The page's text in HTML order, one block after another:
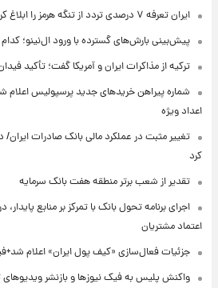
ایران تعرفه ۷ درصدی تردد از تنگه هرمز را ابلاغ کرد
پیش‌بینی بارش‌های گسترده با ورود ال‌نینو؛ کدام
ترکیه از مذاکرات ایران و آمریکا گفت؛ تأکید
شماره پیراهن خریدهای جدید پرسپولیس اعلام
اعداد ویژه
کرد
تقدیر از شعب برتر منطقه هفت بانک سرمایه
اجرای برنامه تحول بانک با تمرکز بر منابع
اعتماد مشتریان
جزئیات فعال‌سازی «کیف پول ایران» اعلام
واکنش پلیس به فیک نیوزها و بازنشر ویدیوهای